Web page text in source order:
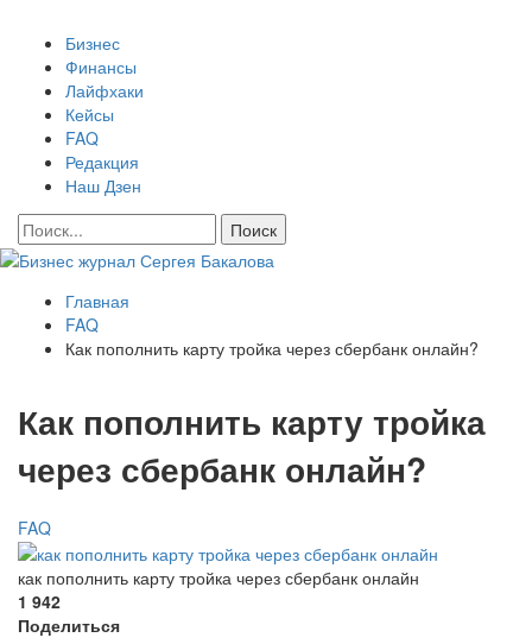
Бизнес
Финансы
Лайфхаки
Кейсы
FAQ
Редакция
Наш Дзен
Главная
FAQ
Как пополнить карту тройка через сбербанк онлайн?
Как пополнить карту тройка
через сбербанк онлайн?
FAQ
как пополнить карту тройка через сбербанк онлайн
1 942
Поделиться